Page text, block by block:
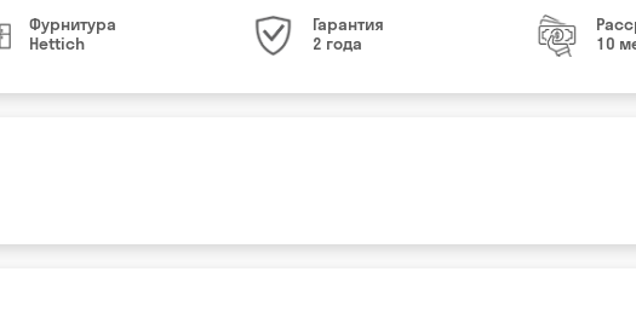
Фурнитура
Hettich
Гарантия
2 года
10